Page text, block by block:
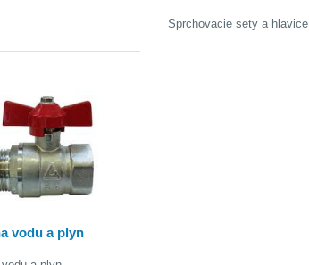
Sprchovacie sety a hlavice
vodu a plyn